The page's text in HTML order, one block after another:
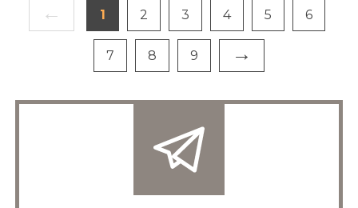
← 1 2 3 4 5 6
7 8 9 →